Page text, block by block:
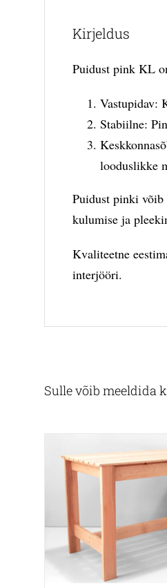
Kirjeldus
Puidust pink KL
Vastupidav:
Stabiilne:
looduslikke
Puidust pinki võib
kulumise ja
Kvaliteetne
interjööri.
Sulle võib meeldida